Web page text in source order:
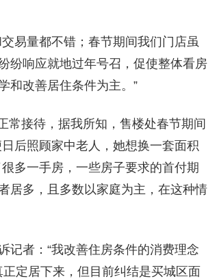
易量都不错；春节期间我们门店虽
纷响应就地过年号召，促使整体看房
和改善居住条件为主。”
常接待，据我所知，售楼处春节期间
后照顾家中老人，她想换一套面积
多一手房，一些房子要求的首付期
居多，且多数以家庭为主，在这种情
记者：“我改善住房条件的消费理念
定居下来，但目前纠结是买城区面